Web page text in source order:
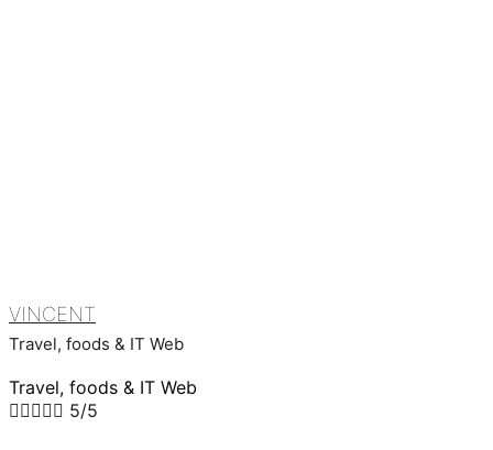
VINCENT
Travel, foods & IT Web
Travel, foods & IT Web
 5/5